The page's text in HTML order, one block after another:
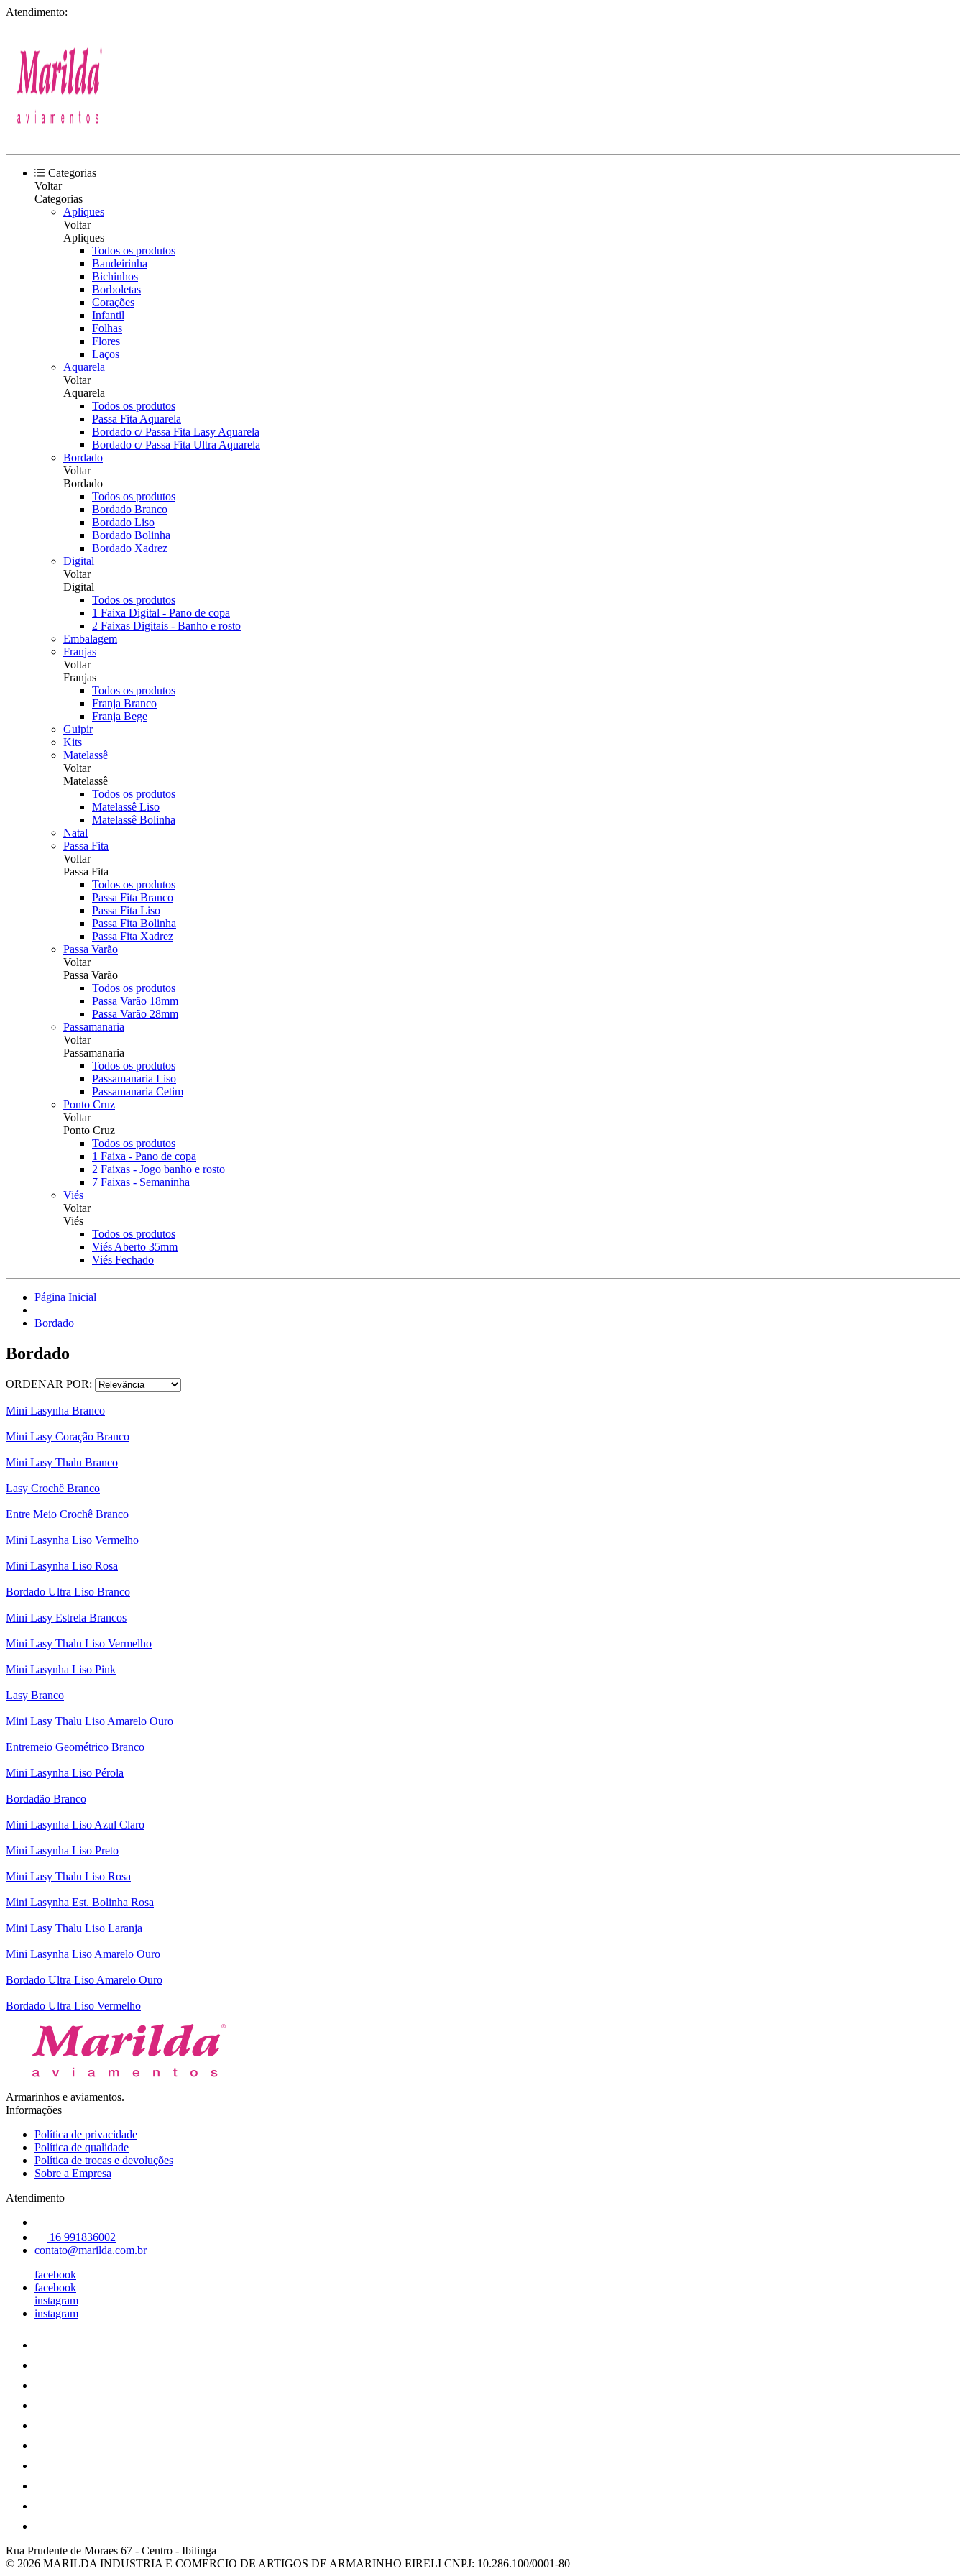
Atendimento:
Categorias
Voltar
Categorias
Apliques
Voltar
Apliques
Todos os produtos
Bandeirinha
Bichinhos
Borboletas
Corações
Infantil
Folhas
Flores
Laços
Aquarela
Voltar
Aquarela
Todos os produtos
Passa Fita Aquarela
Bordado c/ Passa Fita Lasy Aquarela
Bordado c/ Passa Fita Ultra Aquarela
Bordado
Voltar
Bordado
Todos os produtos
Bordado Branco
Bordado Liso
Bordado Bolinha
Bordado Xadrez
Digital
Voltar
Digital
Todos os produtos
1 Faixa Digital - Pano de copa
2 Faixas Digitais - Banho e rosto
Embalagem
Franjas
Voltar
Franjas
Todos os produtos
Franja Branco
Franja Bege
Guipir
Kits
Matelassê
Voltar
Matelassê
Todos os produtos
Matelassê Liso
Matelassê Bolinha
Natal
Passa Fita
Voltar
Passa Fita
Todos os produtos
Passa Fita Branco
Passa Fita Liso
Passa Fita Bolinha
Passa Fita Xadrez
Passa Varão
Voltar
Passa Varão
Todos os produtos
Passa Varão 18mm
Passa Varão 28mm
Passamanaria
Voltar
Passamanaria
Todos os produtos
Passamanaria Liso
Passamanaria Cetim
Ponto Cruz
Voltar
Ponto Cruz
Todos os produtos
1 Faixa - Pano de copa
2 Faixas - Jogo banho e rosto
7 Faixas - Semaninha
Viés
Voltar
Viés
Todos os produtos
Viés Aberto 35mm
Viés Fechado
Página Inicial
Bordado
Bordado
ORDENAR POR:
Mini Lasynha Branco
Mini Lasy Coração Branco
Mini Lasy Thalu Branco
Lasy Crochê Branco
Entre Meio Crochê Branco
Mini Lasynha Liso Vermelho
Mini Lasynha Liso Rosa
Bordado Ultra Liso Branco
Mini Lasy Estrela Brancos
Mini Lasy Thalu Liso Vermelho
Mini Lasynha Liso Pink
Lasy Branco
Mini Lasy Thalu Liso Amarelo Ouro
Entremeio Geométrico Branco
Mini Lasynha Liso Pérola
Bordadão Branco
Mini Lasynha Liso Azul Claro
Mini Lasynha Liso Preto
Mini Lasy Thalu Liso Rosa
Mini Lasynha Est. Bolinha Rosa
Mini Lasy Thalu Liso Laranja
Mini Lasynha Liso Amarelo Ouro
Bordado Ultra Liso Amarelo Ouro
Bordado Ultra Liso Vermelho
Armarinhos e aviamentos.
Informações
Política de privacidade
Política de qualidade
Política de trocas e devoluções
Sobre a Empresa
Atendimento
16 991836002
contato@marilda.com.br
facebook
facebook
instagram
instagram
Rua Prudente de Moraes 67 - Centro - Ibitinga
© 2026 MARILDA INDUSTRIA E COMERCIO DE ARTIGOS DE ARMARINHO EIRELI CNPJ: 10.286.100/0001-80